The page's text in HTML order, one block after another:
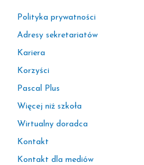
Polityka prywatności
Adresy sekretariatów
Kariera
Korzyści
Pascal Plus
Więcej niż szkoła
Wirtualny doradca
Kontakt
Kontakt dla mediów